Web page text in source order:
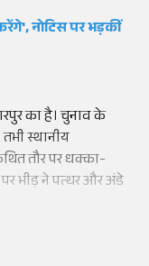
नोटिस पर भड़कीं
का है। चुनाव के
स्थानीय
तौर पर धक्का-
भीड़ ने पत्थर और अंडे